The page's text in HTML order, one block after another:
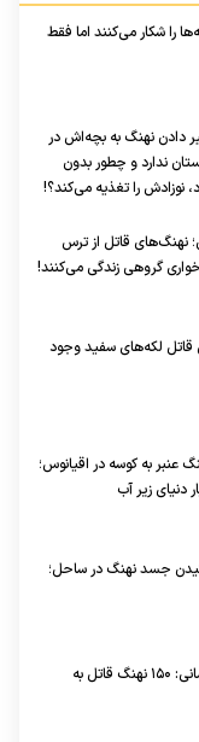
را شکار می‌کنند اما فقط
دادن نهنگ به بچه‌اش در
ندارد و چطور بدون
نوزادش را تغذیه می‌کند؟!
نهنگ‌های قاتل از ترس
گروهی زندگی می‌کنند!
لکه‌های سفید وجود
عنبر به کوسه در اقیانوس؛
دنیای زیر آب
جسد نهنگ در ساحل؛
فیلمی از فاجعه در تاسمانی: ۱۵۰ نهنگ قاتل به